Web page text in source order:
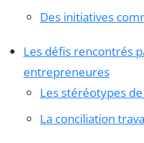
Des initiatives
Les défis rencontrés
entrepreneures
Les stéréotypes
La conciliation